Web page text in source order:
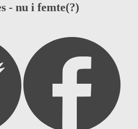
- nu i femte(?)